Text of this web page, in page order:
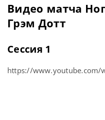
Видео матча
Грэм Дотт
Сессия 1
https://www.youtube.com/